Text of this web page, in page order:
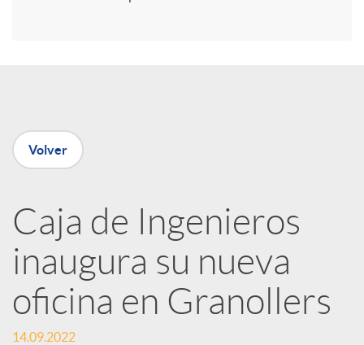
n
R
e
d
Volver
Caja de Ingenieros
inaugura su nueva
oficina en Granollers
14.09.2022